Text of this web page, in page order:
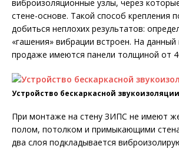
виброизоляционные узлы, через
стене-основе. Такой способ крепления
добиться неплохих результатов:
«гашения» вибрации встроен. На
продаже имеются панели толщиной от
Устройство бескаркасной
При монтаже на стену ЗИПС не имеют
полом, потолком и примыкающими
два слоя подкладывается